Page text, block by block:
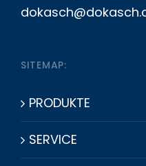
SITEMAP:
PRODUKTE
SERVICE